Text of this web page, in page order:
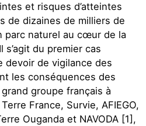
et risques d’atteintes
de dizaines de milliers de
parc naturel au cœur de la
s’agit du premier cas
devoir de vigilance des
les conséquences des
grand groupe français à
France, Survie, AFIEGO,
Ouganda et NAVODA [1],